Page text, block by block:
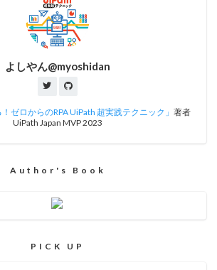
よしやん@myoshidan
ゼロからのRPA UiPath 超実践テクニック」 著者
UiPath Japan MVP 2023
Author's Book
PICK UP